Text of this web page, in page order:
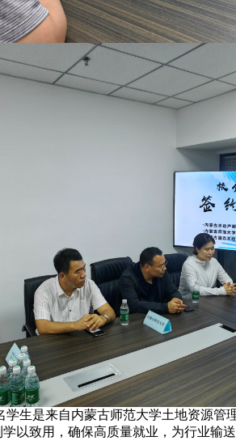
生是来自内蒙古师范大学土地资源管
以致用，确保高质量就业，为行业输